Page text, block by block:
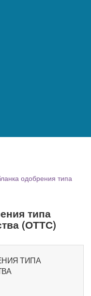
одобрения типа
типа
(ОТТС)
ТИПА